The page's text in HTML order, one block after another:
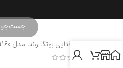
جست‌جو
عینک آفتابی بوتگا ونتا مدل BO1160